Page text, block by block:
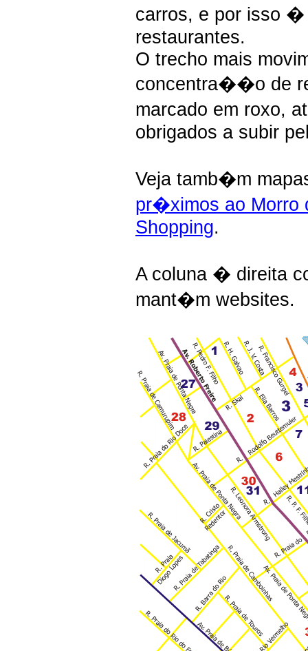
carros, e por isso
restaurantes.
O trecho mais
concentra��o de
marcado em roxo,
obrigados a subir
Veja tamb�m
pr�ximos ao Morro
Shopping.
A coluna � direita
mant�m websites.